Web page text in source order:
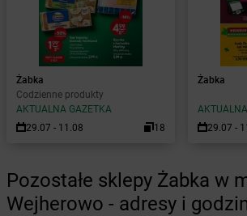
Żabka
Codzienne produkty
AKTUALNA GAZETKA
29.07 - 11.08
18
Żabka
29.07 -
Pozostałe sklepy Żabka w
Wejherowo - adresy i